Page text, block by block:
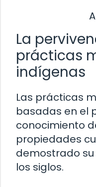
La
prácticas
indígenas
Las prácticas
basadas en el
conocimiento
propiedades
demostrado
los siglos.